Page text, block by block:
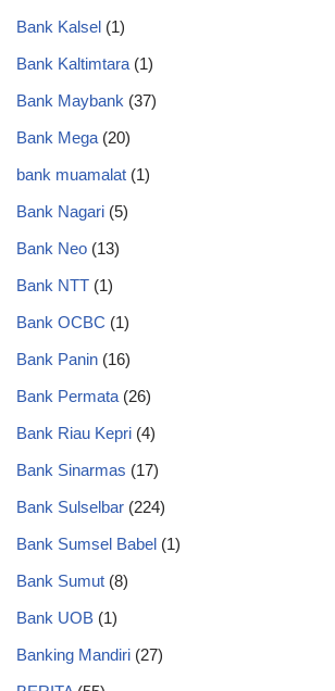
Bank Kalsel (1)
Bank Kaltimtara (1)
Bank Maybank (37)
Bank Mega (20)
bank muamalat (1)
Bank Nagari (5)
Bank Neo (13)
Bank NTT (1)
Bank OCBC (1)
Bank Panin (16)
Bank Permata (26)
Bank Riau Kepri (4)
Bank Sinarmas (17)
Bank Sulselbar (224)
Bank Sumsel Babel (1)
Bank Sumut (8)
Bank UOB (1)
Banking Mandiri (27)